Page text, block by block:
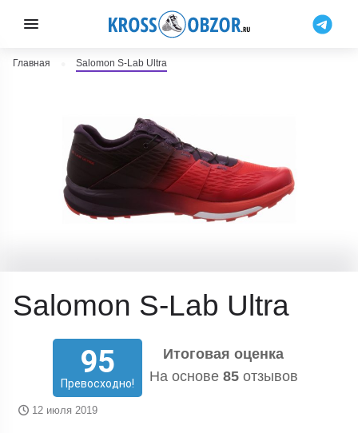
Главная Salomon S-Lab Ultra
Salomon S-Lab Ultra
95
Превосходно!
Итоговая оценка
На основе 85отзывов
12 июля 2019